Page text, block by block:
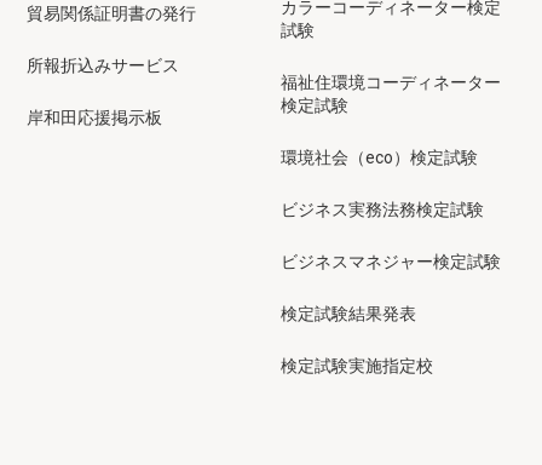
貿易関係証明書の発行
所報折込みサービス
岸和田応援掲示板
カラーコーディネーター検定
試験
福祉住環境コーディネーター
検定試験
環境社会（eco）検定試験
ビジネス実務法務検定試験
ビジネスマネジャー検定試験
検定試験結果発表
検定試験実施指定校